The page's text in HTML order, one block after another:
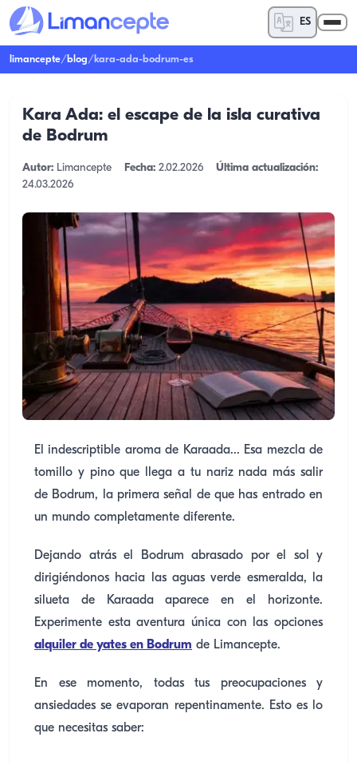
ES
limancepte/blog/kara-ada-bodrum-es
Kara Ada: el escape de la isla curativa
de Bodrum
Autor: Limancepte Fecha: 2.02.2026
Última actualización:
24.03.2026
El indescriptible aroma de Karaada... Esa mezcla de
tomillo y pino que llega a tu nariz nada más salir
de Bodrum, la primera señal de que has entrado en
un mundo completamente diferente.
Dejando atrás el Bodrum abrasado por el sol y
dirigiéndonos hacia las aguas verde esmeralda, la
silueta de Karaada aparece en el horizonte.
Experimente esta aventura única con las opciones
alquiler de yates en Bodrum de Limancepte.
En ese momento, todas tus preocupaciones y
ansiedades se evaporan repentinamente. Esto es lo
que necesitas saber: